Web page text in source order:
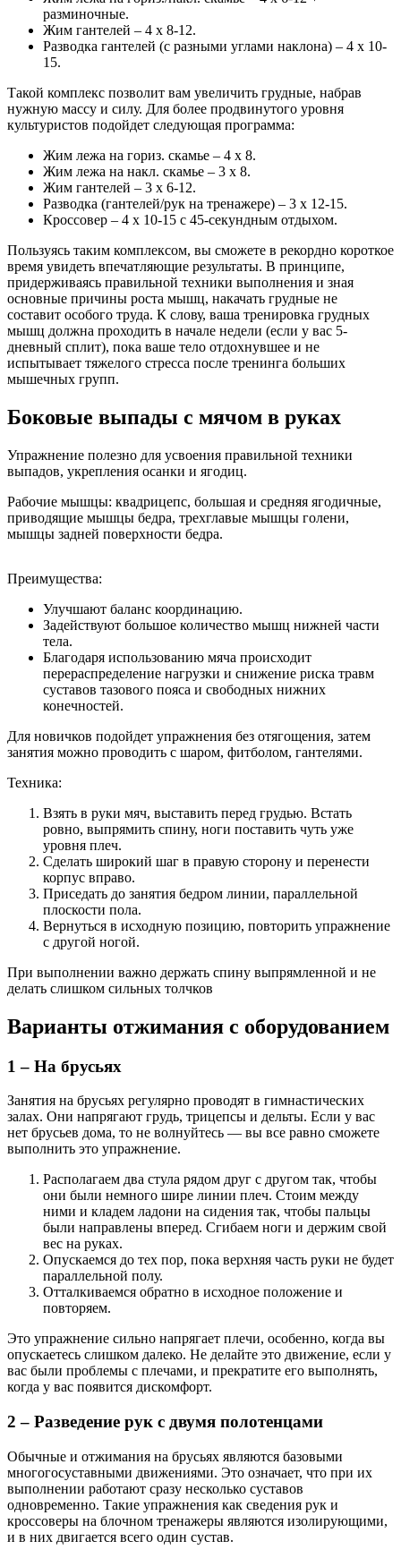
разминочные.
Жим гантелей – 4 х 8-12.
Разводка гантелей (с разными углами наклона) – 4 х 10-
15.
Такой комплекс позволит вам увеличить грудные, набрав
нужную массу и силу. Для более продвинутого уровня
культуристов подойдет следующая программа:
Жим лежа на гориз. скамье – 4 х 8.
Жим лежа на накл. скамье – 3 х 8.
Жим гантелей – 3 х 6-12.
Разводка (гантелей/рук на тренажере) – 3 х 12-15.
Кроссовер – 4 х 10-15 с 45-секундным отдыхом.
Пользуясь таким комплексом, вы сможете в рекордно короткое
время увидеть впечатляющие результаты. В принципе,
придерживаясь правильной техники выполнения и зная
основные причины роста мышц, накачать грудные не
составит особого труда. К слову, ваша тренировка грудных
мышц должна проходить в начале недели (если у вас 5-
дневный сплит), пока ваше тело отдохнувшее и не
испытывает тяжелого стресса после тренинга больших
мышечных групп.
Боковые выпады с мячом в руках
Упражнение полезно для усвоения правильной техники
выпадов, укрепления осанки и ягодиц.
Рабочие мышцы: квадрицепс, большая и средняя ягодичные,
приводящие мышцы бедра, трехглавые мышцы голени,
мышцы задней поверхности бедра.
Преимущества:
Улучшают баланс координацию.
Задействуют большое количество мышц нижней части
тела.
Благодаря использованию мяча происходит
перераспределение нагрузки и снижение риска травм
суставов тазового пояса и свободных нижних
конечностей.
Для новичков подойдет упражнения без отягощения, затем
занятия можно проводить с шаром, фитболом, гантелями.
Техника:
Взять в руки мяч, выставить перед грудью. Встать
ровно, выпрямить спину, ноги поставить чуть уже
уровня плеч.
Сделать широкий шаг в правую сторону и перенести
корпус вправо.
Приседать до занятия бедром линии, параллельной
плоскости пола.
Вернуться в исходную позицию, повторить упражнение
с другой ногой.
При выполнении важно держать спину выпрямленной и не
делать слишком сильных толчков
Варианты отжимания с оборудованием
1 – На брусьях
Занятия на брусьях регулярно проводят в гимнастических
залах. Они напрягают грудь, трицепсы и дельты. Если у вас
нет брусьев дома, то не волнуйтесь — вы все равно сможете
выполнить это упражнение.
Располагаем два стула рядом друг с другом так, чтобы
они были немного шире линии плеч. Стоим между
ними и кладем ладони на сидения так, чтобы пальцы
были направлены вперед. Сгибаем ноги и держим свой
вес на руках.
Опускаемся до тех пор, пока верхняя часть руки не будет
параллельной полу.
Отталкиваемся обратно в исходное положение и
повторяем.
Это упражнение сильно напрягает плечи, особенно, когда вы
опускаетесь слишком далеко. Не делайте это движение, если у
вас были проблемы с плечами, и прекратите его выполнять,
когда у вас появится дискомфорт.
2 – Разведение рук с двумя полотенцами
Обычные и отжимания на брусьях являются базовыми
многогосуставными движениями. Это означает, что при их
выполнении работают сразу несколько суставов
одновременно. Такие упражнения как сведения рук и
кроссоверы на блочном тренажеры являются изолирующими,
и в них двигается всего один сустав.